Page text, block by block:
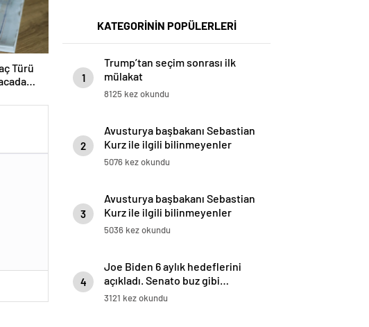
Türü
KATEGORİNİN POPÜLERLERİ
1
Trump’tan seçim sonrası ilk
mülakat
8125 kez okundu
2
Avusturya başbakanı Sebastian
Kurz ile ilgili bilinmeyenler
5076 kez okundu
3
Avusturya başbakanı Sebastian
Kurz ile ilgili bilinmeyenler
5036 kez okundu
4
Joe Biden 6 aylık hedeflerini
açıkladı. Senato buz gibi…
3121 kez okundu